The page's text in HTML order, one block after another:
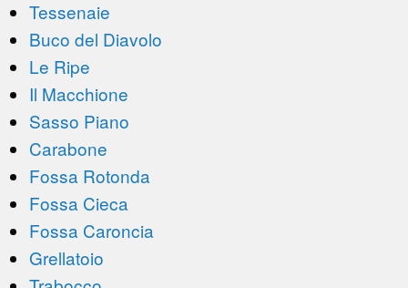
Tessenaie
Buco del Diavolo
Le Ripe
Il Macchione
Sasso Piano
Carabone
Fossa Rotonda
Fossa Cieca
Fossa Caroncia
Grellatoio